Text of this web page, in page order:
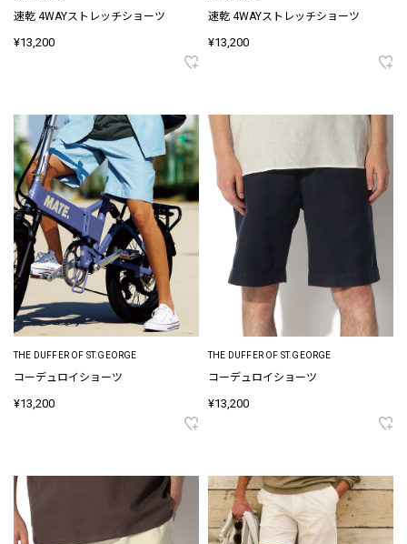
速乾 4WAYストレッチショーツ
¥13,200
速乾 4WAYストレッチショーツ
¥13,200
THE DUFFER OF ST.GEORGE
コーデュロイショーツ
¥13,200
THE DUFFER OF ST.GEORGE
コーデュロイショーツ
¥13,200